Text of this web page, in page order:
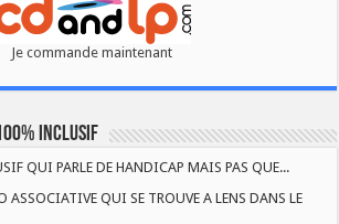
Je commande maintenant
INCLUSIF
QUI PARLE DE HANDICAP MAIS PAS QUE...
ASSOCIATIVE QUI SE TROUVE A LENS DANS LE